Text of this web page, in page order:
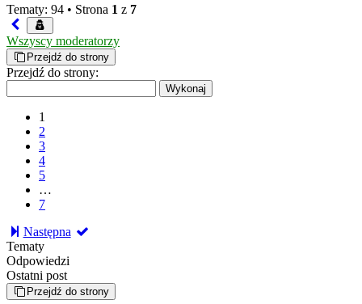
Tematy: 94 • Strona 1 z 7
Wszyscy moderatorzy
Przejdź do strony
Przejdź do strony:
1
2
3
4
5
…
7
Następna
Tematy
Odpowiedzi
Ostatni post
Przejdź do strony